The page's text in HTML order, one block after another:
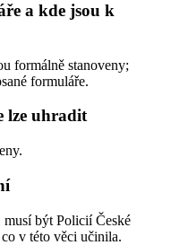
a kde jsou k
formálně stanoveny;
formuláře.
lze uhradit
musí být Policií České
v této věci učinila.